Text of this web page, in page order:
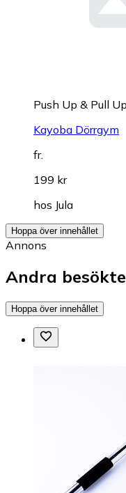
Push Up & Pull
Kayoba Dörrgym
fr.
199 kr
hos Jula
Hoppa över innehållet
Annons
Andra
Hoppa över innehållet